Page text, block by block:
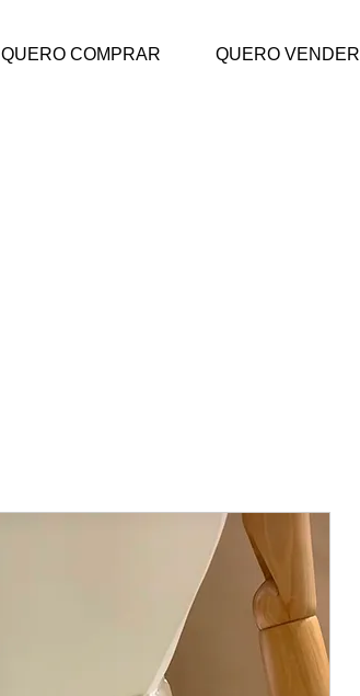
QUERO COMPRAR QUERO VENDER